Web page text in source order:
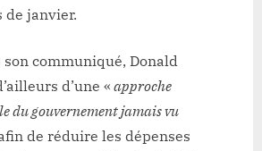
janvier.
communiqué, Donald
d’une « approche
du gouvernement jamais vu
de réduire les dépenses